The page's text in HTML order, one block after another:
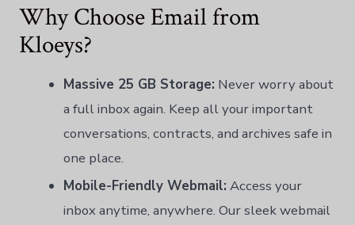
Why Choose Email from
Kloeys?
Massive 25 GB Storage: Never worry about
a full inbox again. Keep all your important
conversations, contracts, and archives safe in
one place.
Mobile-Friendly Webmail: Access your
inbox anytime, anywhere. Our sleek webmail